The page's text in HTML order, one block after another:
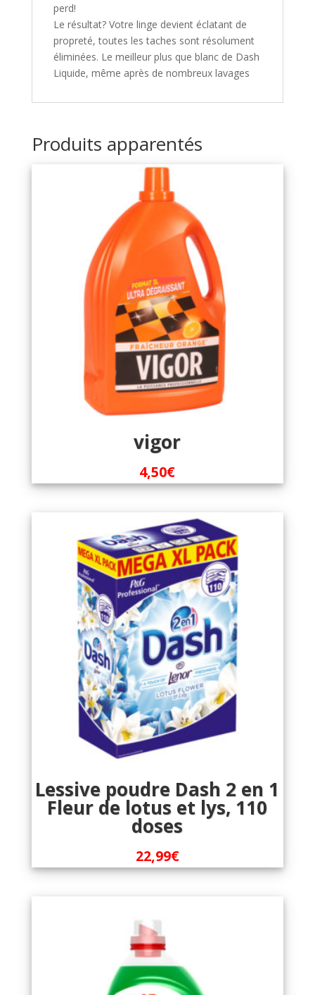
perd!
Le résultat? Votre linge devient éclatant de
propreté, toutes les taches sont résolument
éliminées. Le meilleur plus que blanc de Dash
Liquide, même après de nombreux lavages
Produits apparentés
vigor
4,50€
Lessive poudre Dash 2 en 1
Fleur de lotus et lys, 110
doses
22,99€